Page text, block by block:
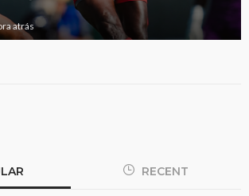
atrás
RECENT